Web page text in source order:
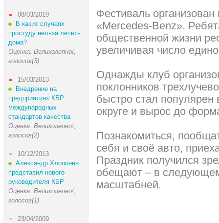
08/03/2019
В каких случаях
простуду нельзя лечить
дома?
Оценка: Великолепно!,
голосов(3)
15/03/2013
Внедрение на
предприятиях КБР
международных
стандартов качества
Оценка: Великолепно!,
голосов(2)
10/12/2013
Александр Хлопонин
представил нового
руководителя КБР
Оценка: Великолепно!,
голосов(1)
23/04/2009
Фестиваль
«Mercedes-Benz».
общественной жизни
увеличивая число
Однажды клуб
поклонников
быстро стал
округе и вырос до
Познакомиться,
себя и своё авто,
Праздник получился
обещают – в
масштабней.